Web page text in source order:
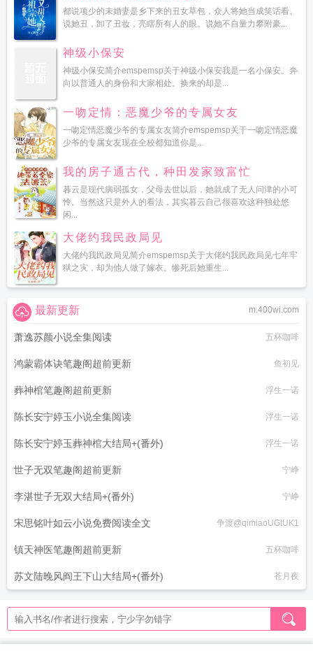
都说项少的未婚妻是乡下来的丑女草包，众人将她当成笑话看。
说她丑，卸了丑妆，亮瞎所有人的眼。说她不自量力攀附豪...
神级小保安
神级小保安简介emspemsp关于神级小保安我是一名小保安。奔
向以普通人的身份和大家相处。换来的却是...
一吻定情：恶魔少爷的专属女友
一吻定情恶魔少爷的专属女友简介emspemsp关于一吻定情恶魔
少爷的专属女友现在全校都知道你是...
我的房子通古代，种田发家致富忙
暮云是现代病弱孤女，父母去世以后，她就成了无人问津的小可
怜。当然这只是外人的看法，其实暮云自己很喜欢这种独处悠
闲...
大佬约我民政局见
大佬约我民政局见简介emspemsp关于大佬约我民政局见七年牢
狱之灾，却为他人做了嫁衣。惨死后她重生...
m.400wi.com
最新更新
萧逸苏颜小说全集阅读 五杯咖啡
鸿蒙霸体诀笔趣阁超前更新 鱼初见
葬神棺笔趣阁超前更新 浮生一诺
陈长安宁婷玉小说全集阅读 浮生一诺
陈长安宁婷玉葬神棺大结局+(番外) 浮生一诺
世子无双笔趣阁超前更新 宁峥
李湛世子无双大结局+(番外) 宁峥
宋思铭叶如云小说免费阅读全文 争渡@qimiaoUGtUK1
镇天神医笔趣阁超前更新 五杯咖啡
苏文陆晚风阎王下山大结局+(番外) 苍月夜